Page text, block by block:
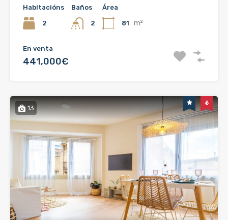
Habitacións
2
Baños
2
Área
81 m²
En venta
441,000€
13